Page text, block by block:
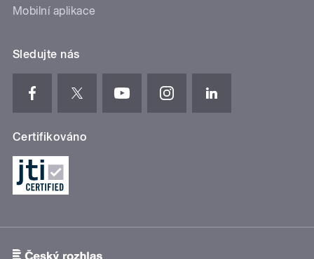
Mobilní aplikace
Sledujte nás
Certifikováno